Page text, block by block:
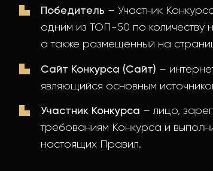
Победитель – Участник
одним из ТОП-50 по количеству
а также размещённый на
Сайт Конкурса (Сайт) –
являющийся основным
Участник Конкурса – лицо,
требованиям Конкурса и
настоящих Правил.